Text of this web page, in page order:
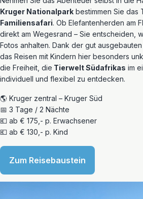
Kruger Nationalpark bestimmen Sie das
Familiensafari. Ob Elefantenherden am
direkt am Wegesrand – Sie entscheiden,
Fotos anhalten. Dank der gut
das Reisen mit Kindern hier besonders
die Freiheit, die Tierwelt Südafrikas im
individuell und flexibel zu entdecken.
🌎 Kruger zentral – Kruger Süd
📅 3 Tage / 2 Nächte
💶 ab € 175,- p. Erwachsener
💶 ab € 130,- p. Kind
Zum Reisebaustein